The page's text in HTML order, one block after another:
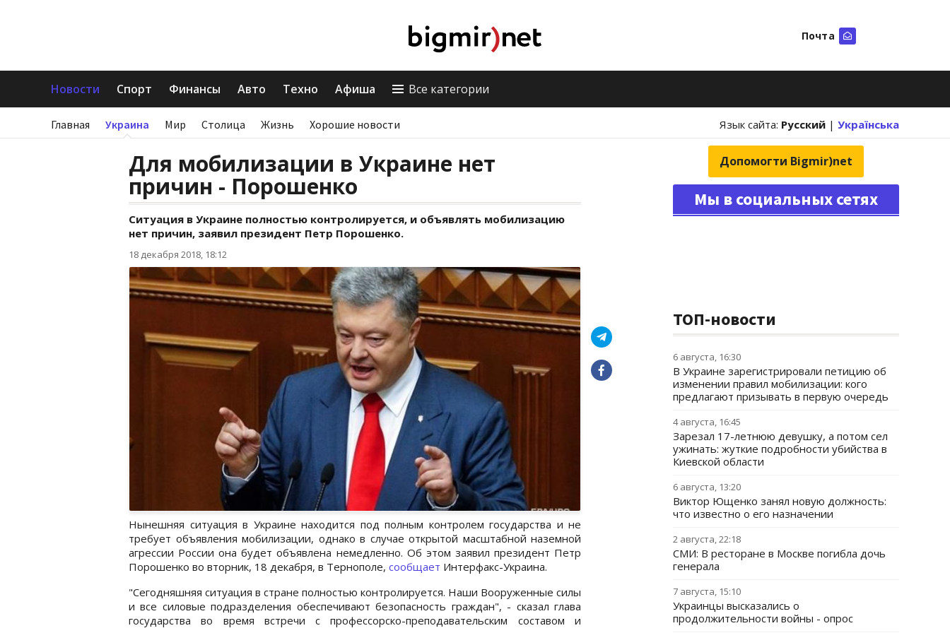
Почта
Новости Спорт Финансы Авто Техно Афиша Все категории
Главная Украина Мир Столица Жизнь Хорошие новости Язык сайта: Русский | Українська
Для мобилизации в Украине нет
причин - Порошенко
Ситуация в Украине полностью контролируется, и объявлять мобилизацию
нет причин, заявил президент Петр Порошенко.
18 декабря 2018, 18:12
Нынешняя ситуация в Украине находится под полным контролем государства и не
требует объявления мобилизации, однако в случае открытой масштабной наземной
агрессии России она будет объявлена немедленно. Об этом заявил президент Петр
Порошенко во вторник, 18 декабря, в Тернополе, сообщает Интерфакс-Украина.
"Сегодняшняя ситуация в стране полностью контролируется. Наши Вооруженные силы
и все силовые подразделения обеспечивают безопасность граждан", - сказал глава
государства во время встречи с профессорско-преподавательским составом и
Допомогти Bigmir)net
Мы в социальных сетях
ТОП-новости
6 августа, 16:30
В Украине зарегистрировали петицию об
изменении правил мобилизации: кого
предлагают призывать в первую очередь
4 августа, 16:45
Зарезал 17-летнюю девушку, а потом сел
ужинать: жуткие подробности убийства в
Киевской области
6 августа, 13:20
Виктор Ющенко занял новую должность:
что известно о его назначении
2 августа, 22:18
СМИ: В ресторане в Москве погибла дочь
генерала
7 августа, 15:10
Украинцы высказались о
продолжительности войны - опрос